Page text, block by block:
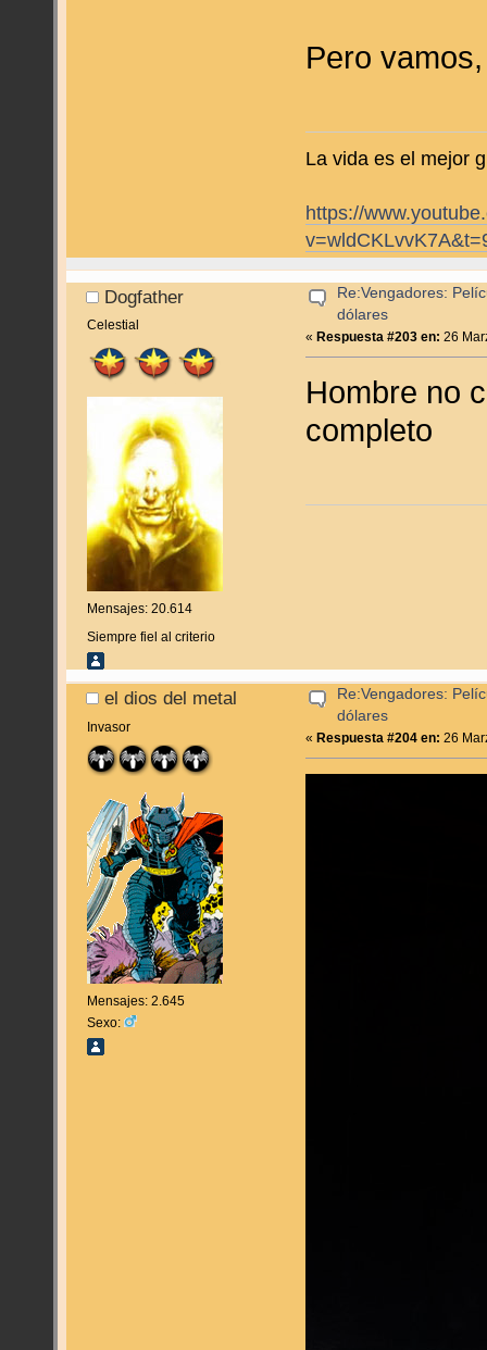
Pero
La vida es el mejor
https://
Dogfather
Celestial
Mensajes: 20.614
Siempre fiel al criterio
Re:Vengadores:
dólares
«Respuesta #203 en: 26
Hombre no
completo
el dios del metal
Invasor
Mensajes: 2.645
Sexo:
Re:Vengadores:
dólares
«Respuesta #204 en: 26